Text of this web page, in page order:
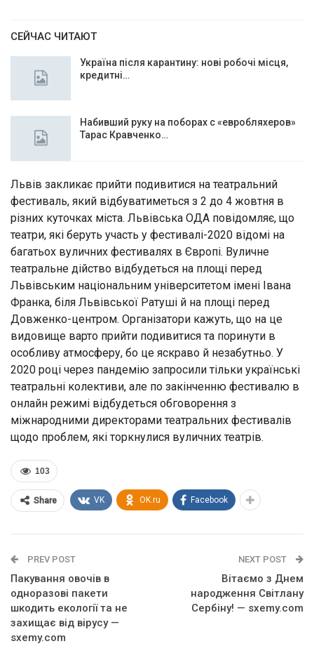
СЕЙЧАС ЧИТАЮТ
Україна після карантину: нові робочі місця,
кредитні…
Набивший руку на поборах с «евробляхеров»
Тарас Кравченко…
Львів закликає прийти подивитися на театральний
фестиваль, який відбуватиметься з 2 до 4 жовтня в
різних куточках міста. Львівська ОДА повідомляє, що
театри, які беруть участь у фестивалі-2020 відомі на
багатьох вуличних фестивалях в Європі. Вуличне
театральне дійство відбудеться на площі перед
Львівським національним університетом імені Івана
Франка, біля Львівської Ратуші й на площі перед
Довженко-центром. Організатори кажуть, що на це
видовище варто прийти подивитися та поринути в
особливу атмосферу, бо це яскраво й незабутньо. У
2020 році через пандемію запросили тільки українські
театральні колективи, але по закінченню фестивалю в
онлайн режимі відбудеться обговорення з
міжнародними директорами театральних фестивалів
щодо проблем, які торкнулися вуличних театрів.
103
Share VK OK.ru Facebook
PREV POST
Пакування овочів в
одноразові пакети
шкодить екології та не
захищає від вірусу —
sxemy.com
NEXT POST
Вітаємо з Днем
народження Світлану
Сербіну! — sxemy.com